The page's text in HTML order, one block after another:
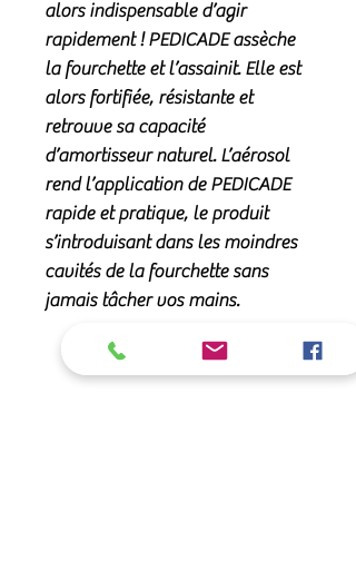
alors indispensable d’agir
rapidement !PEDICADE assèche
la fourchette et l’assainit. Elle est
alors fortifiée, résistanteet
retrouve sa capacité
d’amortisseur naturel. L’aérosol
rend l’application de PEDICADE
rapide et pratique, le produit
s’introduisant dans les moindres
cavités de la fourchette sans
jamais tâcher vos mains.